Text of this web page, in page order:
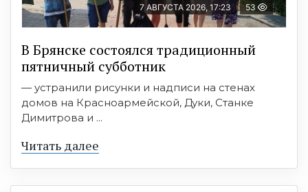
7 АВГУСТА 2026, 17:23 53
В Брянске состоялся традиционный
пятничный субботник
— устранили рисунки и надписи на стенах
домов на Красноармейской, Дуки, Станке
Димитрова и ...
Читать далее